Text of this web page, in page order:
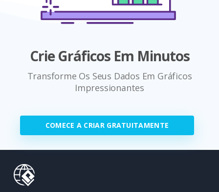
Crie Gráficos Em Minutos
Transforme Os Seus Dados Em Gráficos
Impressionantes
COMECE A CRIAR GRATUITAMENTE